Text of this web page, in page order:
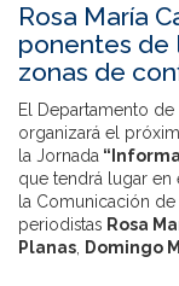
Rosa María
ponentes de
zonas de
El Departamento
organizará el
la Jornada
que tendrá lugar en
la Comunicación
periodistas Rosa
Planas
Domingo